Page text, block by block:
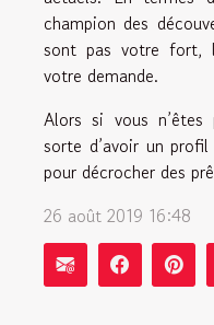
champion des
sont pas votre fort,
votre demande.
Alors si vous
sorte d’avoir un
pour décrocher des
26 août 2019 16:48